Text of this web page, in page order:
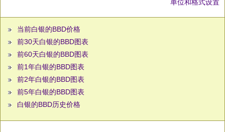
单位和格式设置
当前白银的BBD价格
前30天白银的BBD图表
前60天白银的BBD图表
前1年白银的BBD图表
前2年白银的BBD图表
前5年白银的BBD图表
白银的BBD历史价格